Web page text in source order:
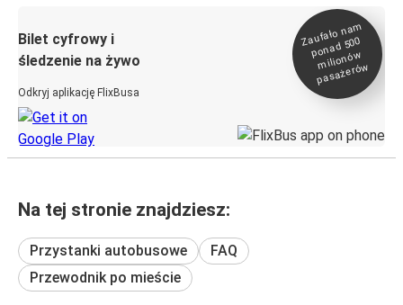
Bilet cyfrowy i
śledzenie na żywo
Odkryj aplikację FlixBusa
Zaufało na
m
ponad 500
milionó
w
pasażeró
w
Na tej stronie znajdziesz:
Przystanki autobusowe
FAQ
Przewodnik po mieście